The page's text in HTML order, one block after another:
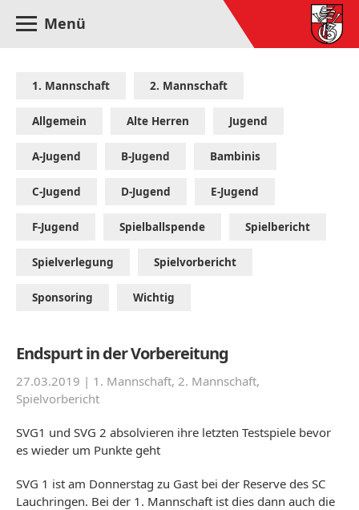
Menü
1. Mannschaft 2. Mannschaft
Allgemein Alte Herren Jugend
A-Jugend B-Jugend Bambinis
C-Jugend D-Jugend E-Jugend
F-Jugend Spielballspende Spielbericht
Spielverlegung Spielvorbericht
Sponsoring Wichtig
Endspurt in der Vorbereitung
27.03.2019 | 1. Mannschaft, 2. Mannschaft,
Spielvorbericht
SVG1 und SVG 2 absolvieren ihre letzten Testspiele bevor
es wieder um Punkte geht
SVG 1 ist am Donnerstag zu Gast bei der Reserve des SC
Lauchringen. Bei der 1. Mannschaft ist dies dann auch die